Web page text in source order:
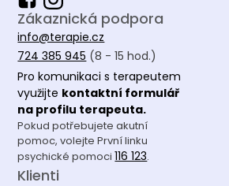
Po císaři se všichni tváří, jako
kdybych vůbec nerodila, svěřuje se
Jana
Článek•Žena-in
Zákaznická podpora
info@terapie.cz
724 385 945 (8 - 15 hod.)
Pro komunikaci s terapeutem
využijte kontaktní formulář
na profilu terapeuta.
Pokud potřebujete akutní
pomoc, volejte První linku
psychické pomoci116 123.
Klienti